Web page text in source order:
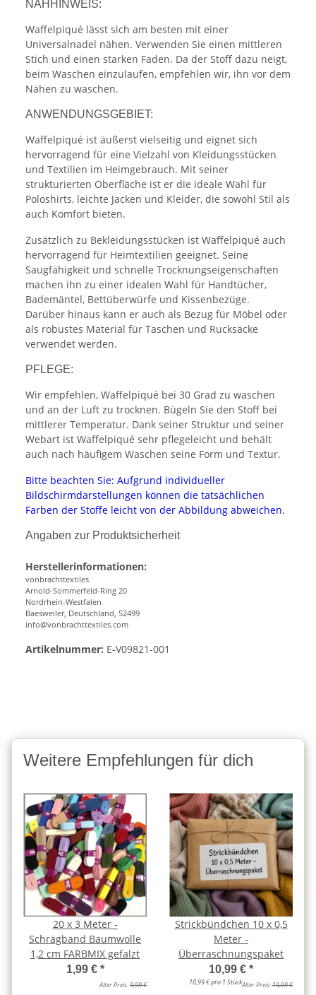
NÄHHINWEIS:
Waffelpiqué lässt sich am besten mit einer
Universalnadel nähen. Verwenden Sie einen mittleren
Stich und einen starken Faden. Da der Stoff dazu neigt,
beim Waschen einzulaufen, empfehlen wir, ihn vor dem
Nähen zu waschen.
ANWENDUNGSGEBIET:
Waffelpiqué ist äußerst vielseitig und eignet sich
hervorragend für eine Vielzahl von Kleidungsstücken
und Textilien im Heimgebrauch. Mit seiner
strukturierten Oberfläche ist er die ideale Wahl für
Poloshirts, leichte Jacken und Kleider, die sowohl Stil als
auch Komfort bieten.
Zusätzlich zu Bekleidungsstücken ist Waffelpiqué auch
hervorragend für Heimtextilien geeignet. Seine
Saugfähigkeit und schnelle Trocknungseigenschaften
machen ihn zu einer idealen Wahl für Handtücher,
Bademäntel, Bettüberwürfe und Kissenbezüge.
Darüber hinaus kann er auch als Bezug für Möbel oder
als robustes Material für Taschen und Rucksäcke
verwendet werden.
PFLEGE:
Wir empfehlen, Waffelpiqué bei 30 Grad zu waschen
und an der Luft zu trocknen. Bügeln Sie den Stoff bei
mittlerer Temperatur. Dank seiner Struktur und seiner
Webart ist Waffelpiqué sehr pflegeleicht und behält
auch nach häufigem Waschen seine Form und Textur.
Bitte beachten Sie: Aufgrund individueller
Bildschirmdarstellungen können die tatsächlichen
Farben der Stoffe leicht von der Abbildung abweichen.
Angaben zur Produktsicherheit
Herstellerinformationen:
vonbrachttextiles
Arnold-Sommerfeld-Ring 20
Nordrhein-Westfalen
Baesweiler, Deutschland, 52499
info@vonbrachttextiles.com
Artikelnummer: E-V09821-001
Weitere Empfehlungen für dich
20 x 3 Meter -
Schrägband Baumwolle
1,2 cm FARBMIX gefalzt
1,99 € *
Alter Preis:9,99 €
Strickbündchen 10 x 0,5
Meter -
Überraschnungspaket
10,99 € *
10,99 € pro 1 StückAlter Preis:19,99 €